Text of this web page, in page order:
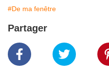
#De ma fenêtre
Partager